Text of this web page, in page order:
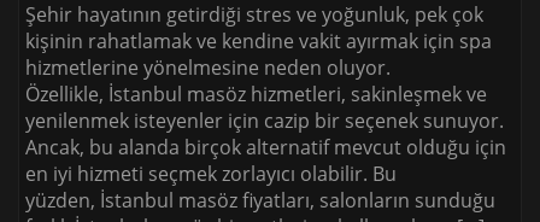
Şehir hayatının getirdiği stres ve yoğunluk, pek çok
kişinin rahatlamak ve kendine vakit ayırmak için spa
hizmetlerine yönelmesine neden oluyor.
Özellikle, İstanbul masöz hizmetleri, sakinleşmek ve
yenilenmek isteyenler için cazip bir seçenek sunuyor.
Ancak, bu alanda birçok alternatif mevcut olduğu için
en iyi hizmeti seçmek zorlayıcı olabilir. Bu
yüzden, İstanbul masöz fiyatları, salonların sunduğu